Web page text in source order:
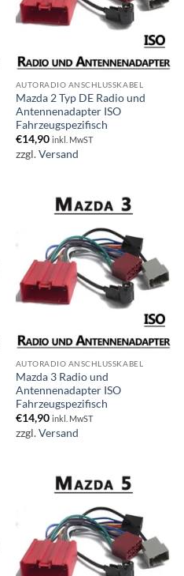
AUTORADIO ANSCHLUSSKABEL
Mazda 2 Typ DE Radio und
Antennenadapter ISO
Fahrzeugspezifisch
€14,90 inkl. MwST
zzgl.Versand
AUTORADIO ANSCHLUSSKABEL
Mazda 3 Radio und
Antennenadapter ISO
Fahrzeugspezifisch
€14,90 inkl. MwST
zzgl.Versand